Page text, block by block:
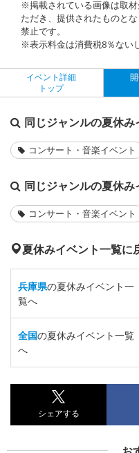
※掲載されている画像は取
ただき、提供されたものと
禁止です。
※表示料金は消費税8％ない
イベント詳細
トップ
同じジャンルの夏休み
コンサート・音楽イベント
同じジャンルの夏休み
コンサート・音楽イベント
夏休みイベント一覧に
兵庫県の夏休みイベント一
覧へ
全国の夏休みイベント一覧
へ
シェアする